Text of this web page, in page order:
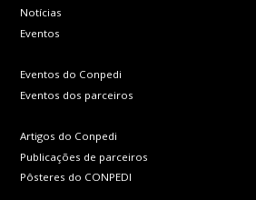
Notícias
Eventos
Eventos do Conpedi
Eventos dos parceiros
Artigos do Conpedi
Publicações de parceiros
Pôsteres do CONPEDI